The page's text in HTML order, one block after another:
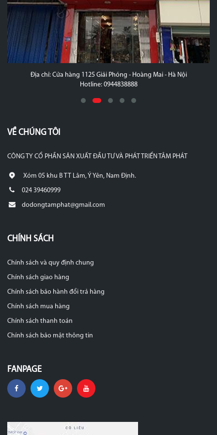
Địa chỉ: Cửa hàng 1125 Giải Phóng - Hoàng Mai - Hà Nội
Hotline: 0944838888
VỀ CHÚNG TÔI
CÔNG TY CỔ PHẦN SẢN XUẤT ĐẦU TƯ VÀ PHÁT TRIỂN TÂM PHÁT
Xóm 05 khu B TT Lâm, Ý Yên, Nam Định.
024 39460999
dodongtamphat@gmail.com
CHÍNH SÁCH
Chính sách và quy định chung
Chính sách giao hàng
Chính sách bảo hành đổi trả hàng
Chính sách mua hàng
Chính sách thanh toán
Chính sách bảo mật thông tin
FANPAGE